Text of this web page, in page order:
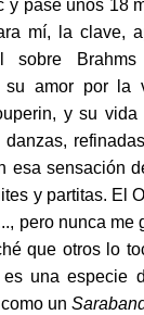
y pasé unos 18
mí, la clave,
sobre
su amor por la
y su vida
esa sensación
y partitas. El
pero nunca me
que otros lo
una especie
un